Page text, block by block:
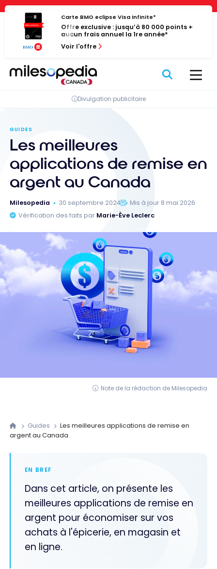
Panneau de gestion des cookies
Passer
contenu
Carte BMO eclipse Visa Infinite*
Offre exclusive : jusqu’à 80 000 points +
aucun frais annuel la 1re année*
Voir l'offre
Divulgation publicitaire
GUIDES
Les meilleures
applications de remise en
argent au Canada
Milesopedia 30 septembre 2024
Mis à jour 8 mai 2026
Vérification des faits par Marie-Ève Leclerc
Note de la rédaction de Milesopedia
Guides
Les meilleures applications de remise en
argent au Canada
EN BREF
Dans cet article, on présente les
meilleures applications de remise en
argent pour économiser sur vos
achats à l'épicerie, en magasin et
en ligne.